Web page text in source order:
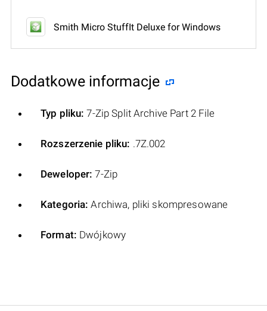
Smith Micro StuffIt Deluxe for Windows
Dodatkowe informacje
Typ pliku: 7-Zip Split Archive Part 2 File
Rozszerzenie pliku: .7Z.002
Deweloper: 7-Zip
Kategoria: Archiwa, pliki skompresowane
Format: Dwójkowy